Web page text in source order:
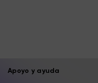
Apoyo y ayuda